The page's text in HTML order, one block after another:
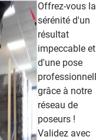
Offrez-vous la
sérénité d'un
résultat
impeccable et
d'une pose
grâce à notre
réseau de
poseurs !
Validez avec